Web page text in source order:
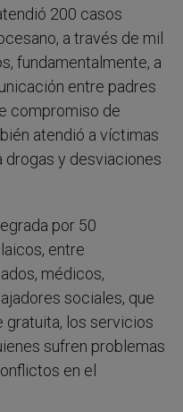
200 casos
a través de mil
fundamentalmente, a
entre padres
compromiso de
atendió a víctimas
drogas y desviaciones
por 50
entre
médicos,
sociales, que
los servicios
sufren problemas
en el